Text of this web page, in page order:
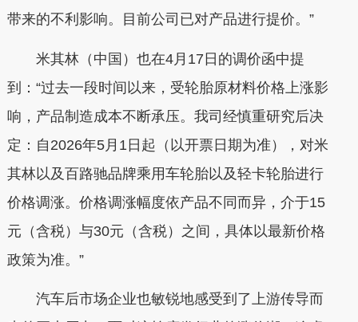
带来的不利影响。目前公司已对产品进行提价。”
米其林（中国）也在4月17日的调价函中提
到：“过去一段时间以来，受轮胎原材料价格上涨影
响，产品制造成本不断承压。我司经慎重研究后决
定：自2026年5月1日起（以开票日期为准），对米
其林以及百路驰品牌乘用车轮胎以及轻卡轮胎进行
价格调涨。价格调涨幅度依产品不同而异，介于15
元（含税）与30元（含税）之间，具体以最新价格
政策为准。”
汽车后市场企业也敏锐地感受到了上游传导而